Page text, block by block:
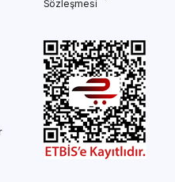
Sözleşmesi